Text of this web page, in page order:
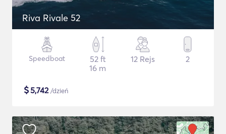
Riva Rivale 52
Speedboat
52 ft
16 m
12 Rejs 2
$5,742/dzień